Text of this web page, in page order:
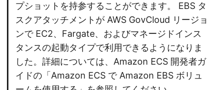
プショットを持参することができます。 EBS タ
スクアタッチメントが AWS GovCloud リージョ
ンで EC2、Fargate、およびマネージドインス
タンスの起動タイプで利用できるようになりま
した。詳細については、Amazon ECS 開発者ガ
イドの「Amazon ECS で Amazon EBS ボリュ